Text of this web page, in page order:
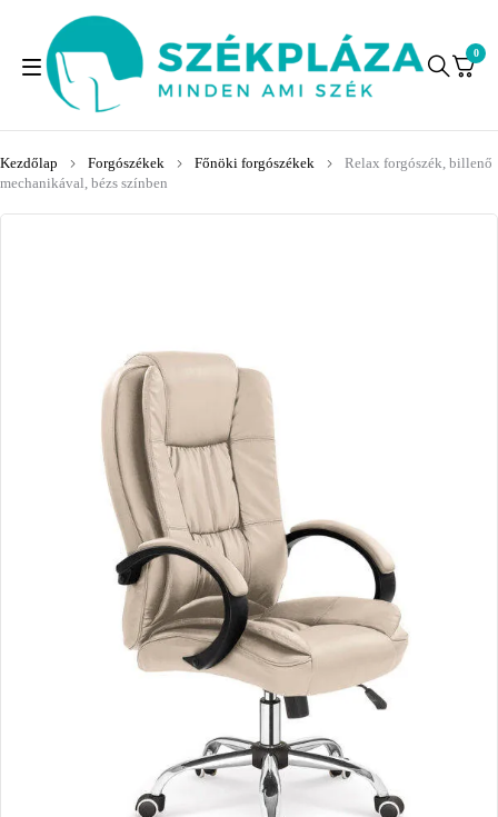
0
Kezdőlap Forgószékek Főnöki forgószékek
Relax forgószék, billenő
mechanikával, bézs színben